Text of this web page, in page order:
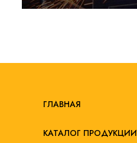
ГЛАВНАЯ
КАТАЛОГ ПРОДУКЦИИ